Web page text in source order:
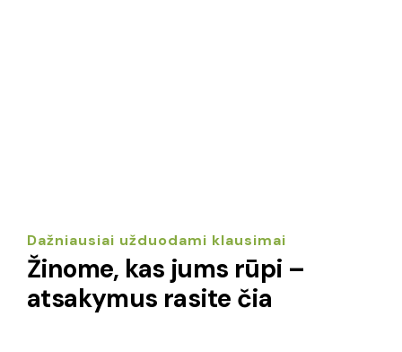
Dažniausiai užduodami klausimai
Žinome, kas jums rūpi –
atsakymus rasite čia